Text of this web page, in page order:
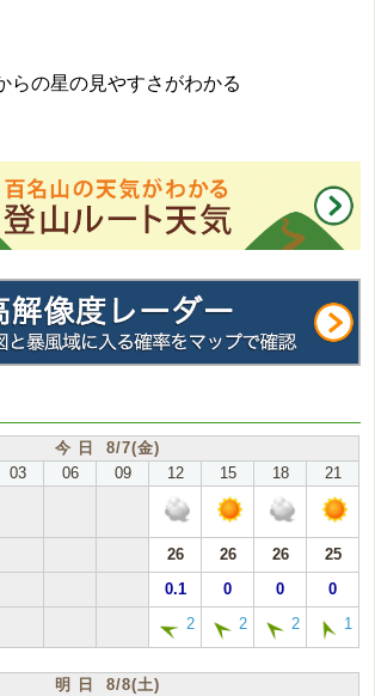
らの星の見やすさがわかる
今 日 8/7(金)
03 06 09 12 15 18 21
26 26 26
25
0.1 0 0 0
2 2 2 1
明 日 8/8(土)